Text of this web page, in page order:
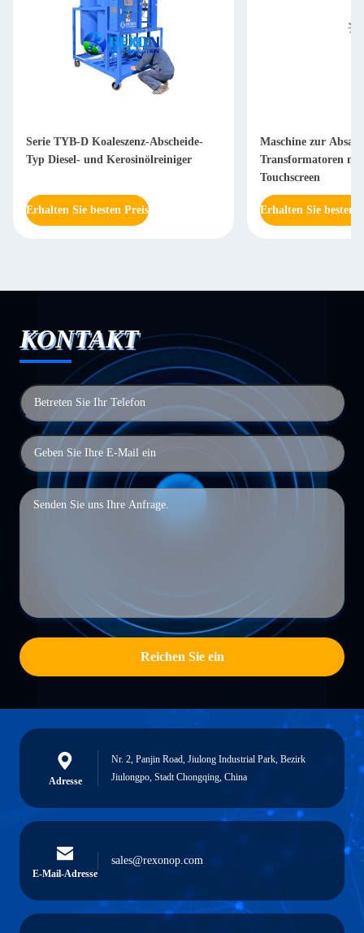
Serie TYB-D Koaleszenz-Abscheide-
Typ Diesel- und Kerosinölreiniger
Erhalten Sie besten Preis
Maschine zur
Transformatoren
Touchscreen
Erhalten Sie besten
KONTAKT
Reichen Sie ein
Adresse
Nr. 2, Panjin Road, Jiulong Industrial Park, Bezirk
Jiulongpo, Stadt Chongqing, China
E-Mail-Adresse
sales@rexonop.com